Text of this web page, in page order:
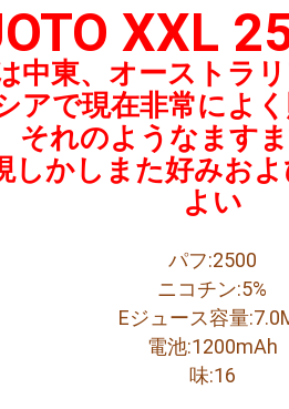
XXL
中東、オーストラ
アで現在非常によく
それのようなますま
しかしまた好みお
よい
パフ:2500
ニコチン:5%
Eジュース容量
電池:1200mAh
味:16